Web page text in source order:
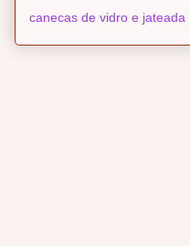
canecas de vidro e jateada